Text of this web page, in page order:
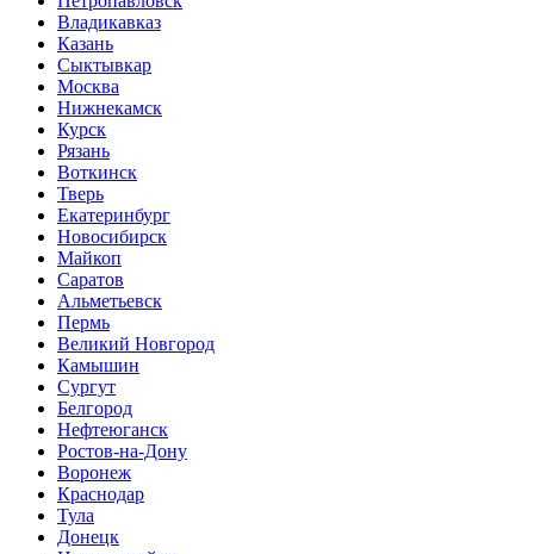
Владикавказ
Казань
Сыктывкар
Москва
Нижнекамск
Курск
Рязань
Воткинск
Тверь
Екатеринбург
Новосибирск
Майкоп
Саратов
Альметьевск
Пермь
Великий Новгород
Камышин
Сургут
Белгород
Нефтеюганск
Ростов-на-Дону
Воронеж
Краснодар
Тула
Донецк